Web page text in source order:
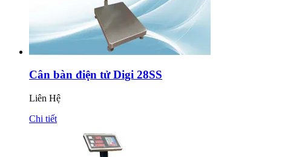
Cân bàn điện tử Digi 28SS
Liên Hệ
Chi tiết